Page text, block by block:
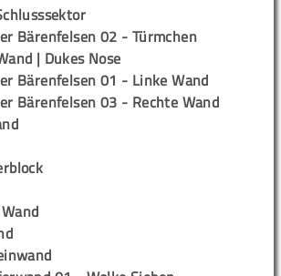
Bärenfelsen 02 - Türmchen
| Dukes Nose
Bärenfelsen 01 - Linke Wand
Bärenfelsen 03 - Rechte Wand